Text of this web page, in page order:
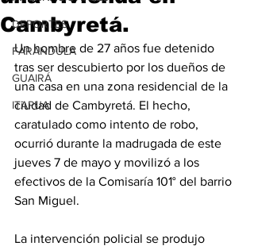
DEPORTES
FARANDULA
GUAIRÁ
ITAPUA
Cambyretá.
Un hombre de 27 años fue detenido
tras ser descubierto por los dueños de
una casa en una zona residencial de la
ciudad de Cambyretá. El hecho,
caratulado como intento de robo,
ocurrió durante la madrugada de este
jueves 7 de mayo y movilizó a los
efectivos de la Comisaría 101° del barrio
San Miguel.
La intervención policial se produjo